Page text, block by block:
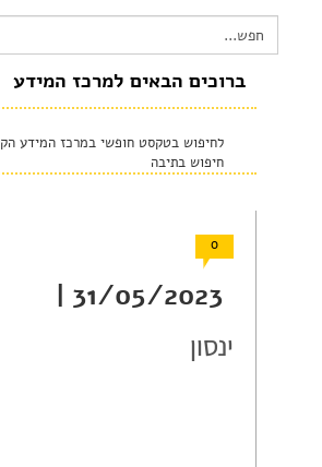
Search
for:
ברוכים הבאים למרכז המידע
לחיפוש בטקסט חופשי במרכז המידע
חיפוש בתיבה
0
31/05/2023 |
ינסון